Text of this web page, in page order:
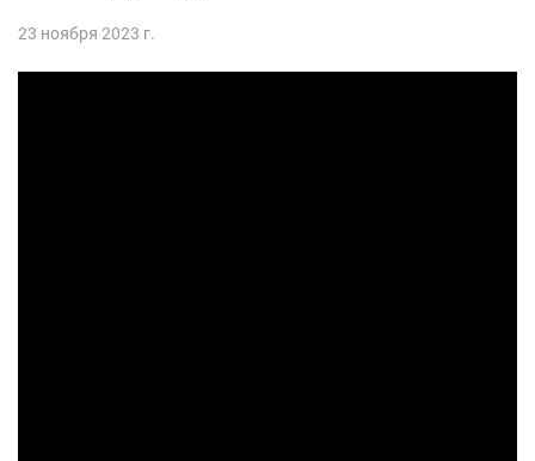
23 ноября 2023 г.